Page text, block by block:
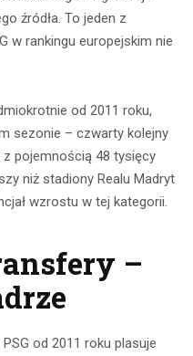
źródła. To jeden z
w rankingu europejskim nie
od 2011 roku,
sezonie – czwarty kolejny
z pojemnością 48 tysięcy
niż stadiony Realu Madryt
wzrostu w tej kategorii.
–
od 2011 roku plasuje